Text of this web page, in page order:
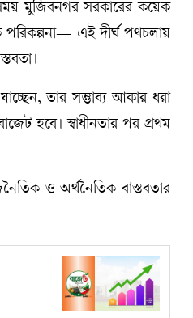
সময় মুজিবনগর সরকারের কয়েক
পরিকল্পনা— এই দীর্ঘ পথচলায়
তার সম্ভাব্য আকার ধরা
হবে। স্বাধীনতার পর প্রথম
ও অর্থনৈতিক বাস্তবতার